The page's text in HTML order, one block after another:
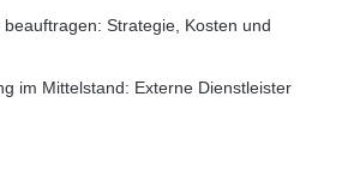
Strategie, Kosten und
im Mittelstand: Externe Dienstleister